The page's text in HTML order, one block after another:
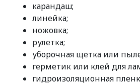
карандаш;
линейка;
ножовка;
рулетка;
уборочная щетка или
герметик или клей для
гидроизоляционная